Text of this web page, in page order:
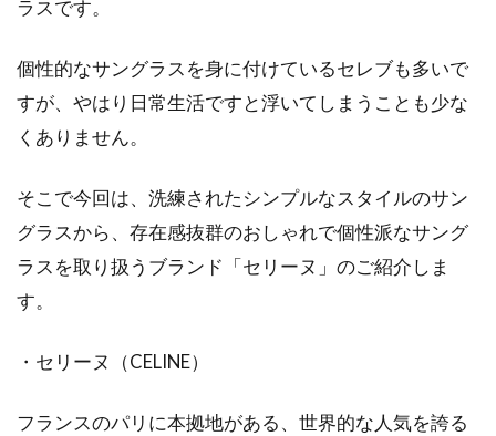
ラスです。
個性的なサングラスを身に付けているセレブも多いで
すが、やはり日常生活ですと浮いてしまうことも少な
くありません。
そこで今回は、洗練されたシンプルなスタイルのサン
グラスから、存在感抜群のおしゃれで個性派なサング
ラスを取り扱うブランド「セリーヌ」のご紹介しま
す。
・セリーヌ（CELINE）
フランスのパリに本拠地がある、世界的な人気を誇る